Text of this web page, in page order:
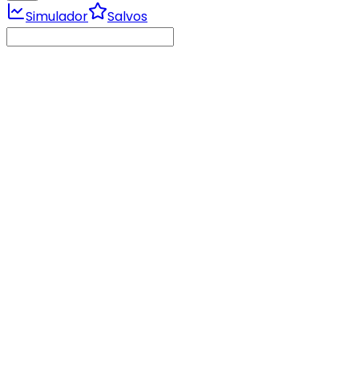
Simulador Salvos